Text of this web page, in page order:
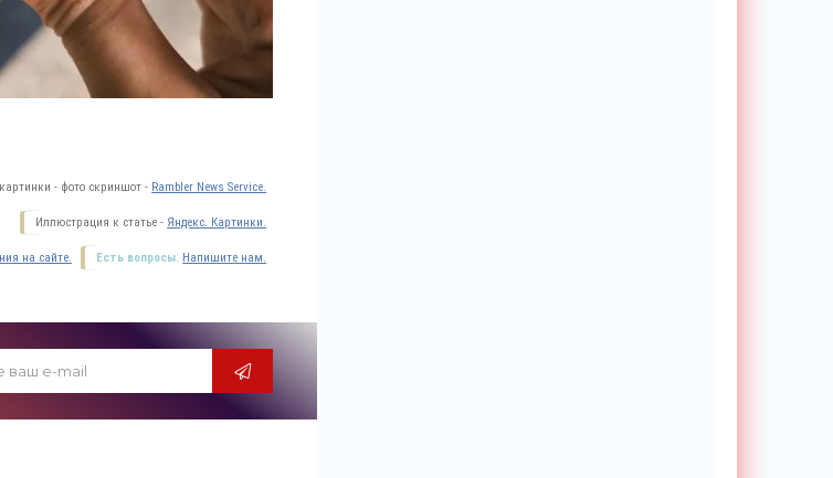
- фото скриншот - Rambler News Service.
Иллюстрация к статье - Яндекс. Картинки.
Есть вопросы. Напишите нам.
на сайте.